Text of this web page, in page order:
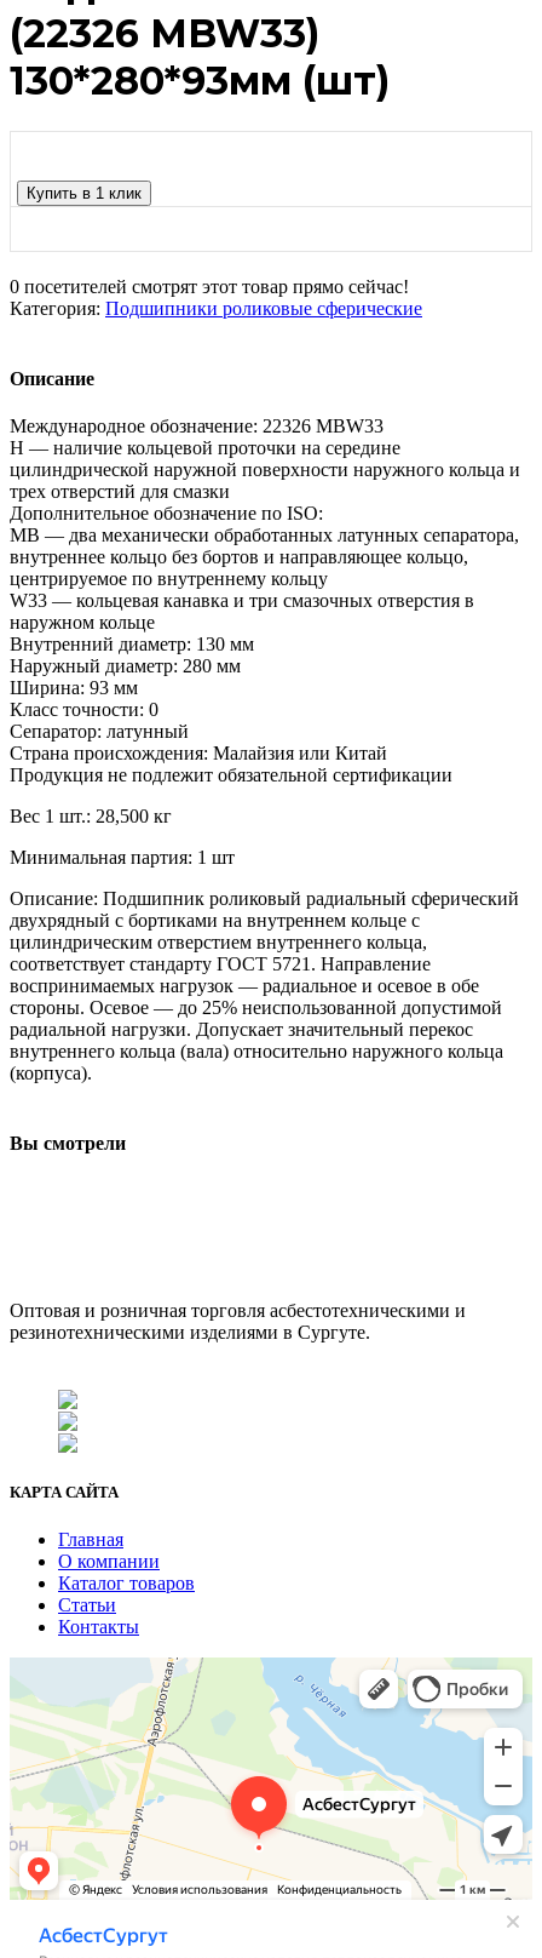
(22326 MBW33)
130*280*93мм (шт)
Купить в 1 клик
0 посетителей смотрят этот товар прямо сейчас!
Категория: Подшипники роликовые сферические
Описание
Международное обозначение: 22326 MBW33
Н — наличие кольцевой проточки на середине
цилиндрической наружной поверхности наружного кольца и
трех отверстий для смазки
Дополнительное обозначение по ISO:
MB — два механически обработанных латунных сепаратора,
внутреннее кольцо без бортов и направляющее кольцо,
центрируемое по внутреннему кольцу
W33 — кольцевая канавка и три смазочных отверстия в
наружном кольце
Внутренний диаметр: 130 мм
Наружный диаметр: 280 мм
Ширина: 93 мм
Класс точности: 0
Сепаратор: латунный
Страна происхождения: Малайзия или Китай
Продукция не подлежит обязательной сертификации
Вес 1 шт.: 28,500 кг
Минимальная партия: 1 шт
Описание: Подшипник роликовый радиальный сферический
двухрядный с бортиками на внутреннем кольце с
цилиндрическим отверстием внутреннего кольца,
соответствует стандарту ГОСТ 5721. Направление
воспринимаемых нагрузок — радиальное и осевое в обе
стороны. Осевое — до 25% неиспользованной допустимой
радиальной нагрузки. Допускает значительный перекос
внутреннего кольца (вала) относительно наружного кольца
(корпуса).
Вы смотрели
Оптовая и розничная торговля асбестотехническими и
резинотехническими изделиями в Сургуте.
КАРТА САЙТА
Главная
О компании
Каталог товаров
Статьи
Контакты